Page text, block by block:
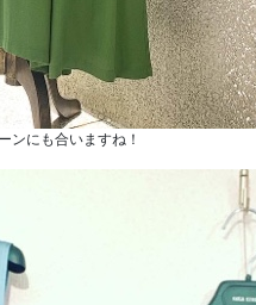
ンにも合いますね！